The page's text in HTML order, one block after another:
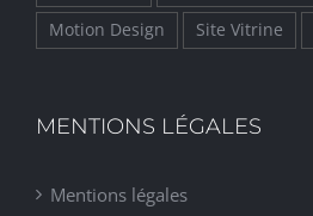
Motion Design
Site Vitrine
MENTIONS LÉGALES
Mentions légales